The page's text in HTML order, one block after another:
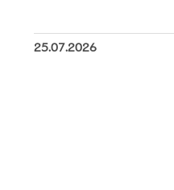
25.07.2026